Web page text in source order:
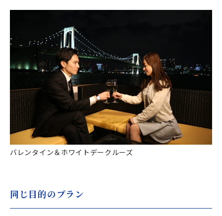
バレンタイン＆ホワイトデークルーズ
同じ目的のプラン